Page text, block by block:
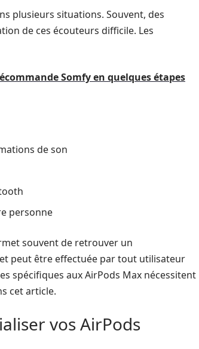
plusieurs situations. Souvent, des
de ces écouteurs difficile. Les
Somfy en quelques étapes
de son
personne
souvent de retrouver un
peut être effectuée par tout utilisateur
spécifiques aux AirPods Max nécessitent
cet article.
vos AirPods